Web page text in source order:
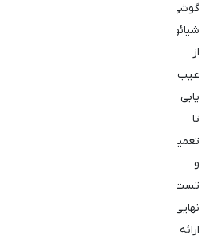
گوشی
شیائومی
از
عیب
یابی
تا
تعمیر
و
تست
نهایی
ارائه